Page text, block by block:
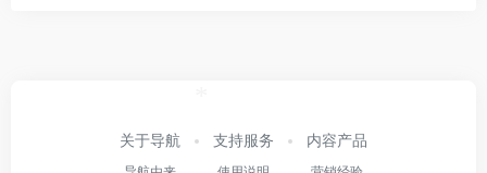
关于导航 支持服务 内容产品